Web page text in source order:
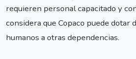
requieren personal capacitado y
considera que Copaco puede dotar
humanos a otras dependencias.